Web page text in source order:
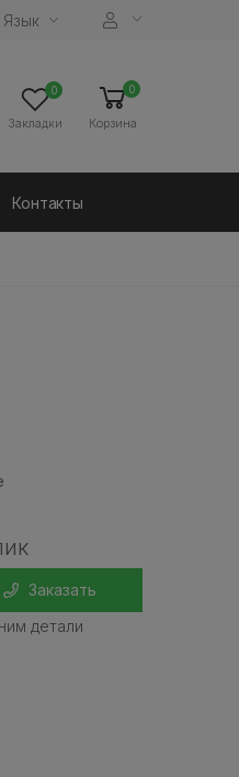
Язык
0
Закладки
0
Корзина
Контакты
Заказать
детали